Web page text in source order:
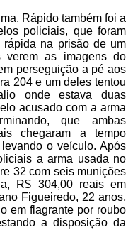
Rápido também foi a
policiais, que foram
na prisão de um
verem as imagens do
perseguição a pé aos
204 e um deles tentou
onde estava duas
acusado com a arma
que ambas
chegaram a tempo
o veículo. Após
a arma usada no
32 com seis munições
R$ 304,00 reais em
Figueiredo, 22 anos,
em flagrante por roubo
a disposição da